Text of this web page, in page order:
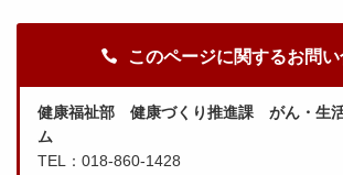
このページに関するお問
健康福祉部 健康づくり推進課 がん・生
ム
TEL：018-860-1428